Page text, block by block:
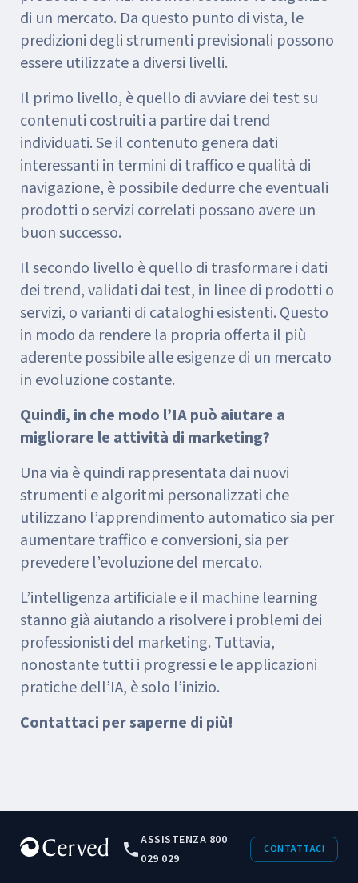
di un mercato. Da questo punto di vista, le
predizioni degli strumenti previsionali possono
essere utilizzate a diversi livelli.
Il primo livello, è quello di avviare dei test su
contenuti costruiti a partire dai trend
individuati. Se il contenuto genera dati
interessanti in termini di traffico e qualità di
navigazione, è possibile dedurre che eventuali
prodotti o servizi correlati possano avere un
buon successo.
Il secondo livello è quello di trasformare i dati
dei trend, validati dai test, in linee di prodotti o
servizi, o varianti di cataloghi esistenti. Questo
in modo da rendere la propria offerta il più
aderente possibile alle esigenze di un mercato
in evoluzione costante.
Quindi, in che modo l’IA può aiutare a
migliorare le attività di marketing?
Una via è quindi rappresentata dai nuovi
strumenti e algoritmi personalizzati che
utilizzano l’apprendimento automatico sia per
aumentare traffico e conversioni, sia per
prevedere l’evoluzione del mercato.
L’intelligenza artificiale e il machine learning
stanno già aiutando a risolvere i problemi dei
professionisti del marketing. Tuttavia,
nonostante tutti i progressi e le applicazioni
pratiche dell’IA, è solo l’inizio.
Contattaci per saperne di più!
ASSISTENZA 800
029 029
CONTATTACI